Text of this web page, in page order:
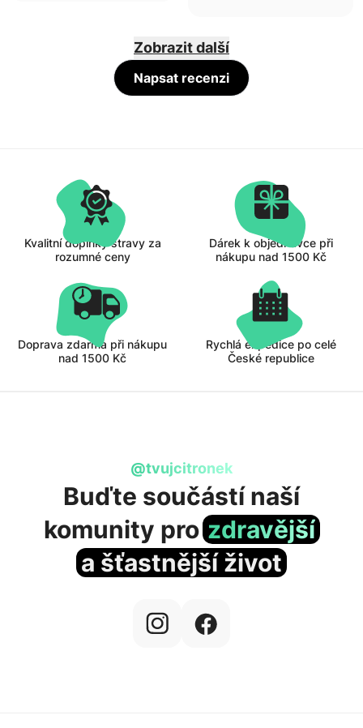
Zobrazit další
Napsat recenzi
Kvalitní doplňky stravy za
rozumné ceny
Dárek k objednávce při
nákupu nad 1500 Kč
Doprava zdarma při nákupu
nad 1500 Kč
Rychlá expedice po celé
České republice
@tvujcitronek
Buďte součástí naší
komunity pro zdravější
a šťastnější život